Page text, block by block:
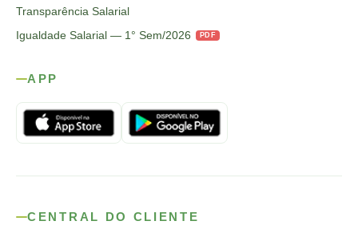
Transparência Salarial
Igualdade Salarial — 1° Sem/2026
PDF
APP
CENTRAL DO CLIENTE